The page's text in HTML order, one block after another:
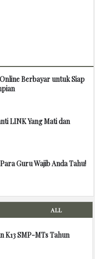
Berbayar untuk Siap
LINK Yang Mati dan
Guru Wajib Anda Tahu!
ALL
K13 SMP-MTs Tahun